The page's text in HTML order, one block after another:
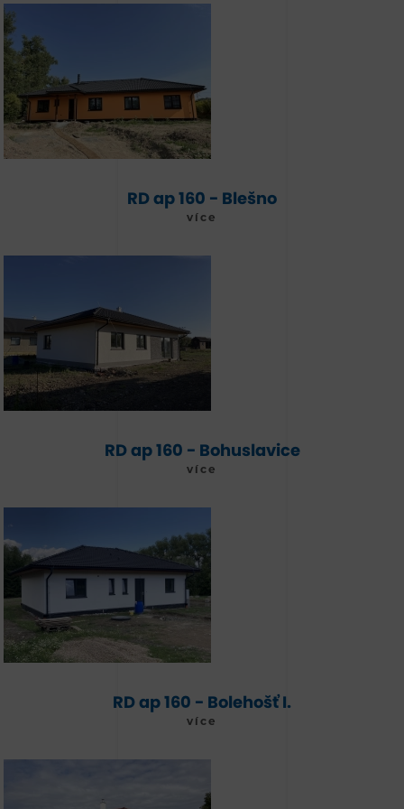
RD ap 160 - Blešno
více
RD ap 160 - Bohuslavice
více
RD ap 160 - Bolehošť I.
více